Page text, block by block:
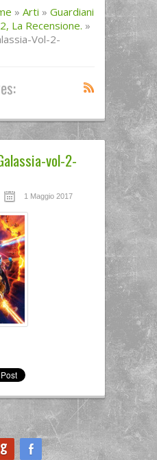
» Arti » Guardiani
La Recensione. »
Vol-2-
vol-2-
1 Maggio 2017